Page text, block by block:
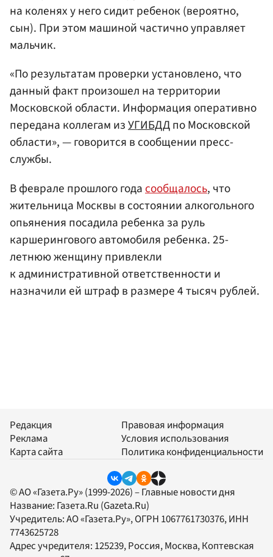
на коленях у него сидит ребенок (вероятно,
сын). При этом машиной частично управляет
мальчик.
«По результатам проверки установлено, что
данный факт произошел на территории
Московской области. Информация оперативно
передана коллегам изУГИБДДпо Московской
области», — говорится в сообщении пресс-
службы.
В феврале прошлого года сообщалось, что
жительница Москвы в состоянии алкогольного
опьянения посадила ребенка за руль
каршерингового автомобиля ребенка. 25-
летнюю женщину привлекли
к административной ответственности и
назначили ей штраф в размере 4 тысяч рублей.
Редакция
Реклама
Карта сайта
Правовая информация
Условия использования
Политика конфиденциальности
© АО «Газета.Ру» (1999-2026) – Главные новости дня
Название: Газета.Ru (Gazeta.Ru)
Учредитель:АО «Газета.Ру», ОГРН 1067761730376, ИНН
7743625728
Адрес учредителя: 125239, Россия, Москва, Коптевская